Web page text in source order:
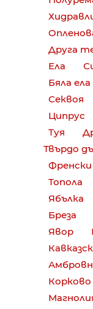
Друга
Ела
Бяла ела
Секвоя
Ципрус
Туя
Твърдо
Френски
Топола
Ябълка
Бреза
Явор
Корково